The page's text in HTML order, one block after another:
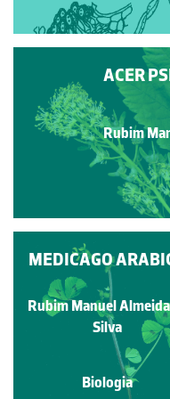
ACER
Rubim
QUELIDÓNIA-
ERVA-DAS-
ANDORINHAS
Rubim Manuel Almeida
Silva
Biologia
MEDICAGO
Rubim Manuel
Silva
Biologia